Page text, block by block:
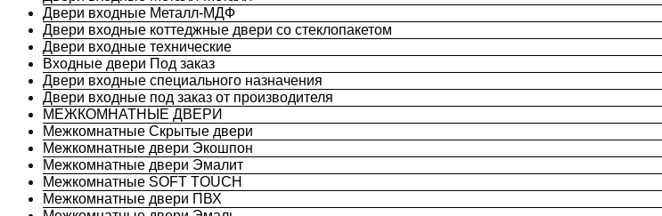
Двери входные Металл-МДФ
Двери входные коттеджные двери со стеклопакетом
Двери входные технические
Входные двери Под заказ
Двери входные специального назначения
Двери входные под заказ от производителя
МЕЖКОМНАТНЫЕ ДВЕРИ
Межкомнатные Скрытые двери
Межкомнатные двери Экошпон
Межкомнатные двери Эмалит
Межкомнатные SOFT TOUCH
Межкомнатные двери ПВХ